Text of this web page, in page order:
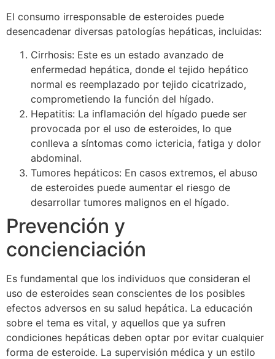
El consumo irresponsable de esteroides puede
desencadenar diversas patologías hepáticas, incluidas:
Cirrhosis: Este es un estado avanzado de
enfermedad hepática, donde el tejido hepático
normal es reemplazado por tejido cicatrizado,
comprometiendo la función del hígado.
Hepatitis: La inflamación del hígado puede ser
provocada por el uso de esteroides, lo que
conlleva a síntomas como ictericia, fatiga y dolor
abdominal.
Tumores hepáticos: En casos extremos, el abuso
de esteroides puede aumentar el riesgo de
desarrollar tumores malignos en el hígado.
Prevención y
concienciación
Es fundamental que los individuos que consideran el
uso de esteroides sean conscientes de los posibles
efectos adversos en su salud hepática. La educación
sobre el tema es vital, y aquellos que ya sufren
condiciones hepáticas deben optar por evitar cualquier
forma de esteroide. La supervisión médica y un estilo